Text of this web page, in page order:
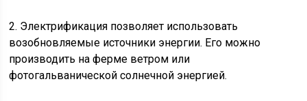
2. Электрификация позволяет использовать
возобновляемые источники энергии. Его можно
производить на ферме ветром или
фотогальванической солнечной энергией.